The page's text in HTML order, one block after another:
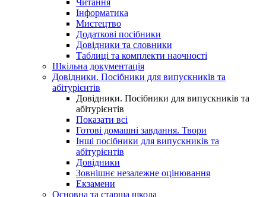
Читання
Інформатика
Мистецтво
Додаткові посібники
Довідники та словники
Таблиці та комплекти наочності
Шкільна документація
Довідники. Посібники для випускників та
абітурієнтів
Довідники. Посібники для випускників та
абітурієнтів
Показати всі
Готові домашні завдання. Твори
Інші посібники для випускників та
абітурієнтів
Довідники
Зовнішнє незалежне оцінювання
Екзамени
Основна та старша школа